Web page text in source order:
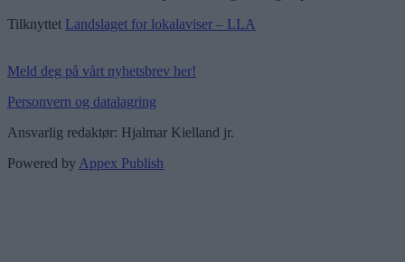
Tilknyttet Landslaget for lokalaviser – LLA
Meld deg på vårt nyhetsbrev her!
Personvern og datalagring
Ansvarlig redaktør: Hjalmar Kielland jr.
Powered by Appex Publish